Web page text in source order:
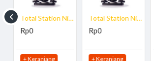
sales kamiEmail
53670757 | 0812-96566699
Gunakan Total Station Spectra Precision
andal mengukur dan menyimpan semua
Total Station Nikon Nivo 5C
Rp0
+ Keranjang
Total Station Nikon Nivo 1C
Rp0
+ Keranjang